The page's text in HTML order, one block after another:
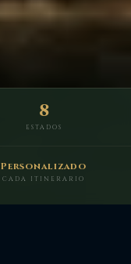
8
ESTADOS
Personalizado
CADA ITINERARIO